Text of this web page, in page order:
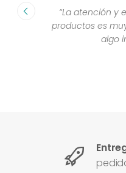
”
“La atención y
productos es
algo